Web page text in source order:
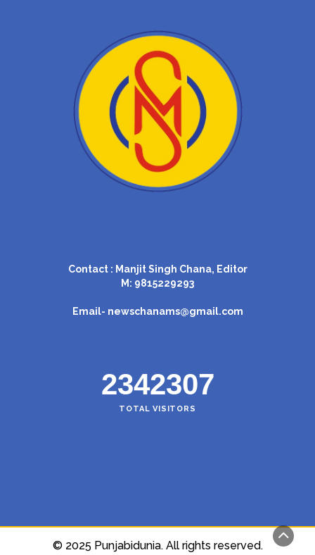
Contact : Manjit Singh Chana, Editor
M: 9815229293
Email- newschanams@gmail.com
2342307
TOTAL VISITORS
© 2025 Punjabidunia. All rights reserved.